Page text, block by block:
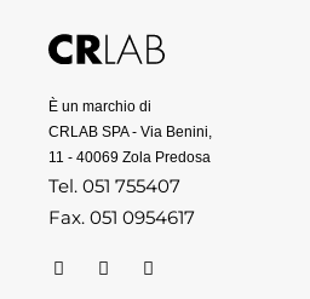
Prodotti professionali per capelli
È un marchio di
CRLAB SPA - Via Benini,
11 - 40069 Zola Predosa
Tel. 051 755407
Fax. 051 0954617